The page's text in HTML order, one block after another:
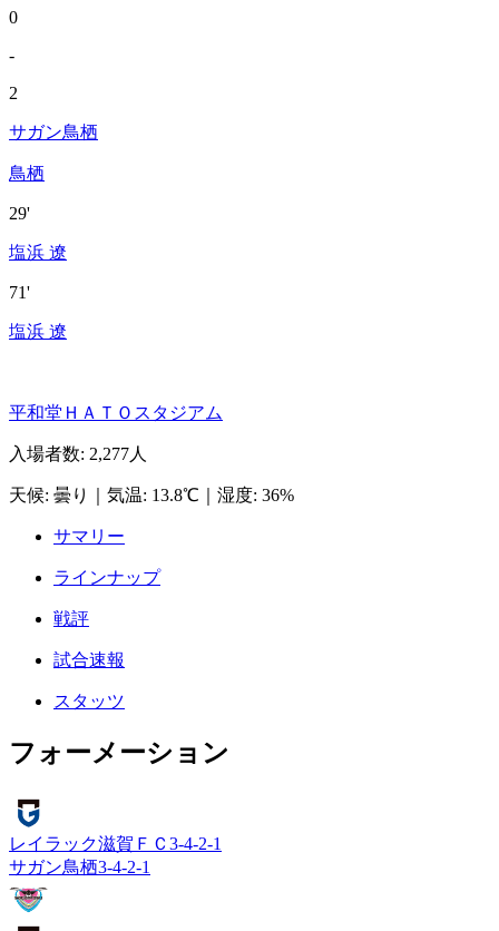
0
-
2
サガン鳥栖
鳥栖
29'
塩浜 遼
71'
塩浜 遼
平和堂ＨＡＴＯスタジアム
入場者数: 2,277人
天候: 曇り 気温: 13.8℃ 湿度: 36%
サマリー
ラインナップ
戦評
試合速報
スタッツ
フォーメーション
レイラック滋賀ＦＣ 3-4-2-1
サガン鳥栖3-4-2-1